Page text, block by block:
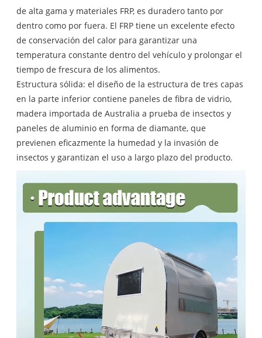
de alta gama y materiales FRP, es duradero tanto por
dentro como por fuera. El FRP tiene un excelente efecto
de conservación del calor para garantizar una
temperatura constante dentro del vehículo y prolongar el
tiempo de frescura de los alimentos.
Estructura sólida: el diseño de la estructura de tres capas
en la parte inferior contiene paneles de fibra de vidrio,
madera importada de Australia a prueba de insectos y
paneles de aluminio en forma de diamante, que
previenen eficazmente la humedad y la invasión de
insectos y garantizan el uso a largo plazo del producto.